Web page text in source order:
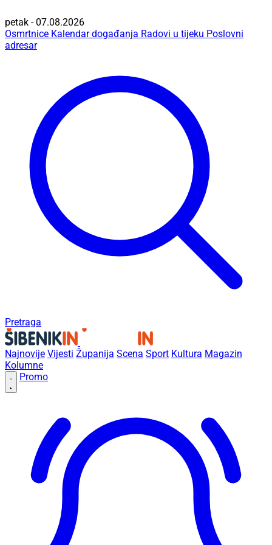
petak - 07.08.2026
Osmrtnice Kalendar događanja Radovi u tijeku Poslovni
adresar
Pretraga
Najnovije Vijesti Županija Scena Sport Kultura Magazin
Kolumne
Promo